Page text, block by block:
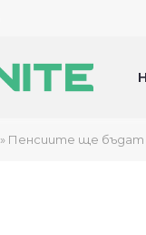
» Пенсиите ще бъдат